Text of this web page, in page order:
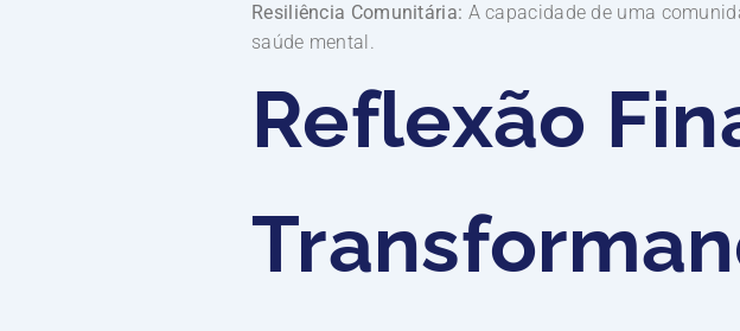
Resiliência Comunitária: A capacidade de uma
saúde mental.
Reflexão